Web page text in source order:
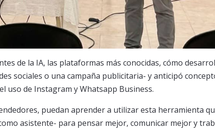
de la IA, las plataformas más conocidas, cómo
sociales o una campaña publicitaria- y anticipó
uso de Instagram y Whatsapp Business.
puedan aprender a utilizar esta herramienta
asistente- para pensar mejor, comunicar mejor y